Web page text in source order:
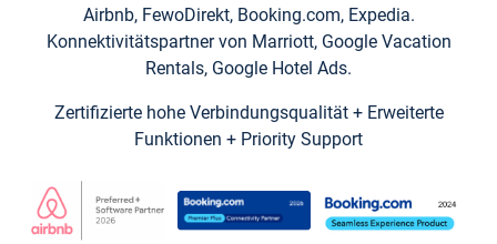
Airbnb, FewoDirekt, Booking.com, Expedia.
Konnektivitätspartner von Marriott, Google Vacation
Rentals, Google Hotel Ads.
Zertifizierte hohe Verbindungsqualität + Erweiterte
Funktionen + Priority Support